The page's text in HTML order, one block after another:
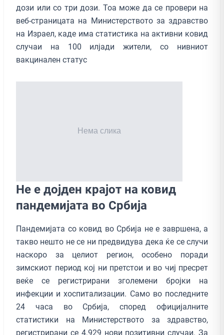
дози или со три дози. Тоа може да се провери на
веб-страницата на Министерството за здравство
на Израел, каде има статистика на активни ковид
случаи на 100 илјади жители, со нивниот
вакцинален статус
Не е дојден крајот на ковид
пандемијата во Србија
Пандемијата со ковид во Србија не е завршена, а
такво нешто не се ни предвидува дека ќе се случи
наскоро за целиот регион, особено поради
зимскиот период кој ни претстои и во чиј пресрет
веќе се регистрирани зголемени бројки на
инфекции и хоспитализации. Само во последните
24 часа во Србија, според официјалните
статистики на Министерството за здравство,
регистрирани се 4.929 нови позитивни случаи. За